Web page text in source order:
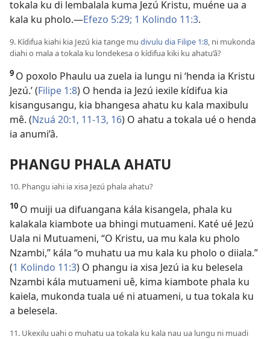
tokala ku di lembalala kuma Jezú Kristu, muéne ua a
kala ku pholo.—Efezo 5:29; 1 Kolindo 11:3.
9. Kídifua kiahi kia Jezú kia tange mu divulu dia Filipe 1:8, ni mukonda
diahi o mala a tokala ku londekesa o kídifua kiki ku ahatu’â?
9 O poxolo Phaulu ua zuela ia lungu ni ‘henda ia Kristu
Jezú.’ (Filipe 1:8) O henda ia Jezú iexile kídifua kia
kisangusangu, kia bhangesa ahatu ku kala maxibulu
mê. (Nzuá 20:1, 11-13, 16) O ahatu a tokala ué o henda
ia anumi’â.
PHANGU PHALA AHATU
10. Phangu iahi ia xisa Jezú phala ahatu?
10 O muiji ua difuangana kála kisangela, phala ku
kalakala kiambote ua bhingi mutuameni. Katé ué Jezú
Uala ni Mutuameni, “O Kristu, ua mu kala ku pholo
Nzambi,” kála “o muhatu ua mu kala ku pholo o diiala.”
(1 Kolindo 11:3) O phangu ia xisa Jezú ia ku belesela
Nzambi kála mutuameni uê, kima kiambote phala ku
kaiela, mukonda tuala ué ni atuameni, u tua tokala ku
a belesela.
11. Ukexilu uahi o muhatu ua tokala ku kala nau ua lungu ni muadi